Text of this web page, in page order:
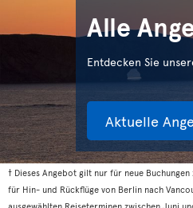
Alle
Entdecken Sie
Aktuelle
† Dieses Angebot gilt nur für neue
für Hin- und Rückflüge von Berlin nach